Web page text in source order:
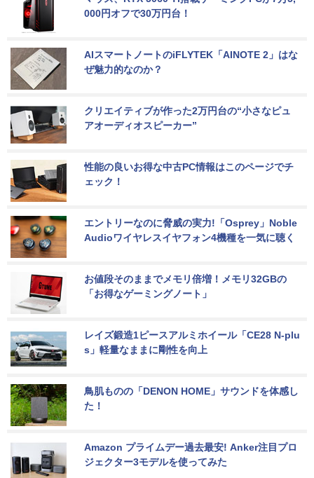
000円オフで30万円台！
AIスマートノートのiFLYTEK「AINOTE 2」はな
ぜ魅力的なのか？
クリエイティブが作った2万円台の“小さなピュ
アオーディオスピーカー”
性能の良いお得な中古PC情報はこのページでチ
ェック！
エントリーなのに脅威の実力!「Osprey」Noble
Audioワイヤレスイヤフォン4機種を一気に聴く
お値段そのままでメモリ倍増！メモリ32GBの
「お得なゲーミングノート」
レイズ鍛造1ピースアルミホイール「CE28 N-plu
s」軽量なままに剛性を向上
鳥肌ものの「DENON HOME」サウンドを体感し
た！
Amazon プライムデー過去最安! Anker注目プロ
ジェクター3モデルを使ってみた